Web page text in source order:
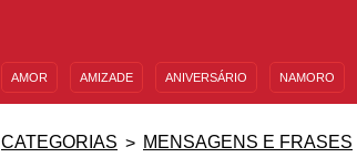
AMOR AMIZADE ANIVERSÁRIO NAMORO
CATEGORIAS MENSAGENS E FRASES